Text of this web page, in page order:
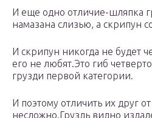
И еще одно отличие-шляпка
намазана слизью, а скрипун
И скрипун никогда не будет
его не любят.Это гиб
грузди первой категории.
И поэтому отличить их друг
несложно.Груздь видно